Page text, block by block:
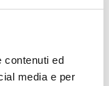
contenuti ed
media e per